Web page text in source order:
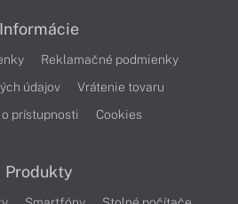
Informácie
Reklamačné podmienky
údajov
Vrátenie tovaru
prístupnosti
Cookies
Produkty